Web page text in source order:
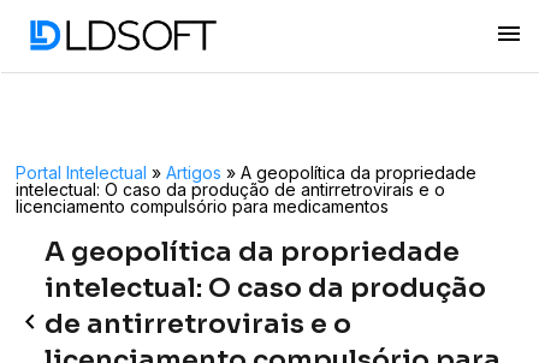
menu
Portal Intelectual » Artigos » A geopolítica da propriedade
intelectual: O caso da produção de antirretrovirais e o
licenciamento compulsório para medicamentos
keyboard_arrow_left
A geopolítica da propriedade
intelectual: O caso da produção
de antirretrovirais e o